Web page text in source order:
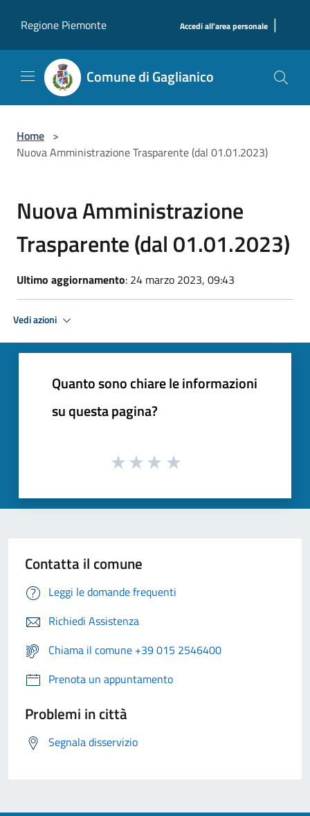
Regione Piemonte
Accedi all'area personale |
Comune di Gaglianico
Home >
Nuova Amministrazione Trasparente (dal 01.01.2023)
Nuova Amministrazione
Trasparente (dal 01.01.2023)
Ultimo aggiornamento: 24 marzo 2023, 09:43
Vedi azioni
Quanto sono chiare le informazioni
su questa pagina?
Contatta il comune
Leggi le domande frequenti
Richiedi Assistenza
Chiama il comune +39 015 2546400
Prenota un appuntamento
Problemi in città
Segnala disservizio